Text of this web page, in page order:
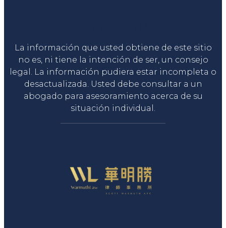
La información que usted obtiene de este sitio
no es, ni tiene la intención de ser, un consejo
legal. La información pudiera estar incompleta o
desactualizada. Usted debe consultar a un
abogado para asesoramiento acerca de su
situación individual.